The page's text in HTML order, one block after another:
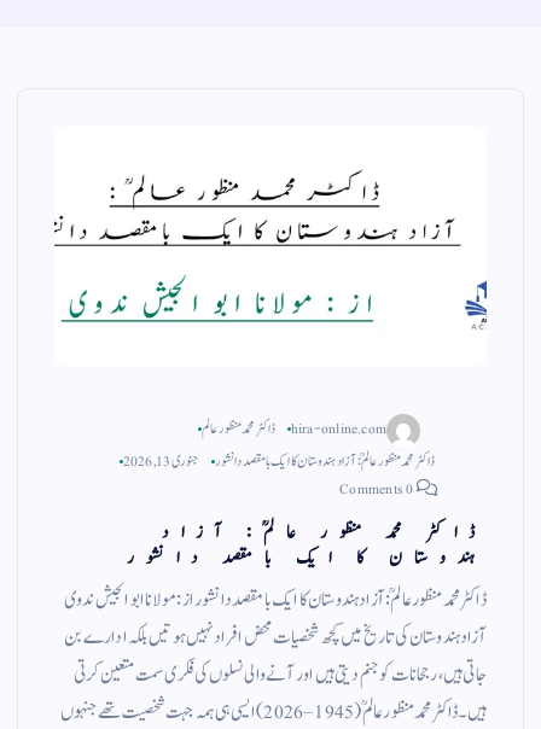
hira-online.com
ڈاکٹر محمد منظور عالم
ڈاکٹر محمد منظور عالمؒ: آزاد ہندوستان کا ایک بامقصد دانشور
جنوری 13, 2026
ڈاکٹر محمد منظور عالمؒ: آزاد
ہندوستان کا ایک بامقصد دانشور
ڈاکٹر محمد منظور عالمؒ: آزاد ہندوستان کا ایک بامقصد دانشور از : مولانا ابو الجیش ندوی
آزاد ہندوستان کی تاریخ میں کچھ شخصیات محض افراد نہیں ہوتیں بلکہ ادارے بن
جاتی ہیں، رجحانات کو جنم دیتی ہیں اور آنے والی نسلوں کی فکری سمت متعین کرتی
ہیں۔ ڈاکٹر محمد منظور عالمؒ (1945–2026) ایسی ہی ہمہ جہت شخصیت تھے جنہوں